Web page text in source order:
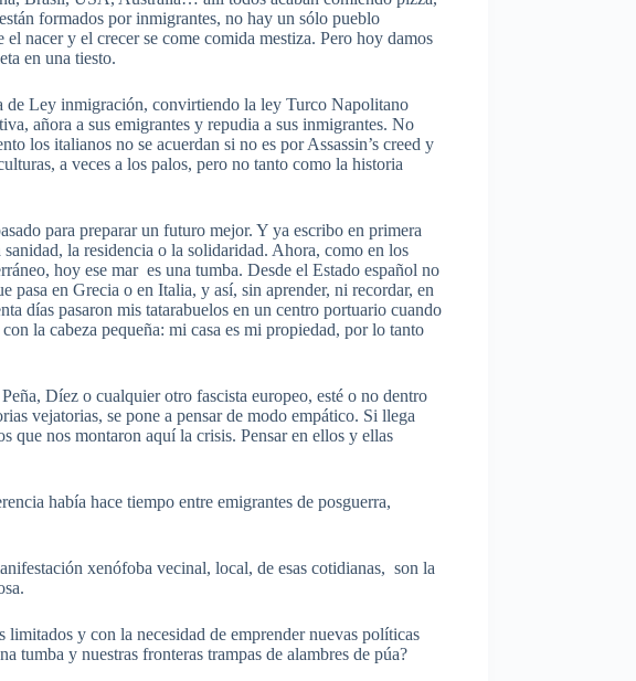
formados por inmigrantes, no hay un sólo pueblo
nacer y el crecer se come comida mestiza. Pero hoy damos
en una tiesto.
de Ley inmigración, convirtiendo la ley Turco Napolitano
añora a sus emigrantes y repudia a sus inmigrantes. No
los italianos no se acuerdan si no es por Assassin’s creed y
a veces a los palos, pero no tanto como la historia
para preparar un futuro mejor. Y ya escribo en primera
la residencia o la solidaridad. Ahora, como en los
hoy ese mar es una tumba. Desde el Estado español no
pasa en Grecia o en Italia, y así, sin aprender, ni recordar, en
días pasaron mis tatarabuelos en un centro portuario cuando
la cabeza pequeña: mi casa es mi propiedad, por lo tanto
Díez o cualquier otro fascista europeo, esté o no dentro
vejatorias, se pone a pensar de modo empático. Si llega
que nos montaron aquí la crisis. Pensar en ellos y ellas
había hace tiempo entre emigrantes de posguerra,
xenófoba vecinal, local, de esas cotidianas, son la
y con la necesidad de emprender nuevas políticas
tumba y nuestras fronteras trampas de alambres de púa?